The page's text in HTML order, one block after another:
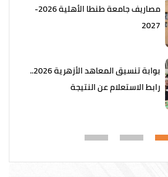
مصاريف جامعة طنطا الأهلية 2026-
2027
بوابة تنسيق المعاهد الأزهرية 2026..
رابط الاستعلام عن النتيجة